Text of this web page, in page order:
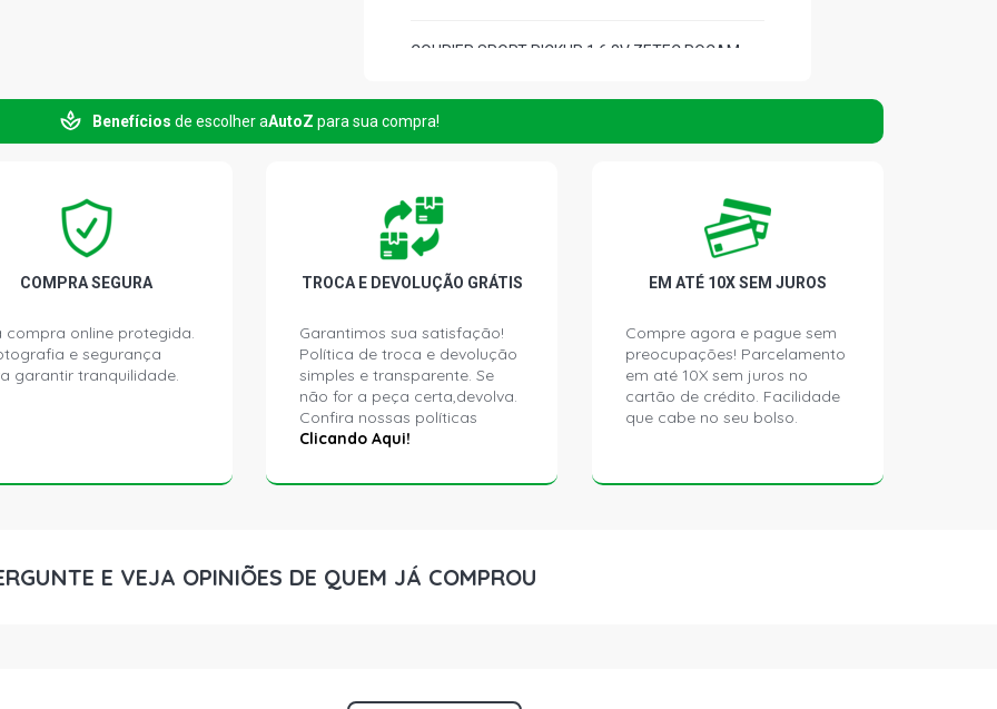
COURIER SPORT PICKUP 1.6 8V ZETEC ROCAM
COURIER XL PICKUP 1.6 8V ZETEC ROCAM
GASOLINA (2003 - 2003)
COURIER L PICKUP 1.6 8V ZETEC ROCAM FLEX
(2003 - 2003)
COURIER L PICKUP 1.6 8V ZETEC ROCAM
GASOLINA (2000 - 2003)
ESCORT STD HATCH 1.4 8V GASOLINA (1997 -
2000)
ESCORT GLX HATCH 1.8 16V ZETEC GASOLINA
Benefícios de escolher aAutoZ para sua compra!
COMPRA SEGURA
compra online protegida.
e segurança
garantir tranquilidade.
TROCA E DEVOLUÇÃO GRÁTIS
Garantimos sua satisfação!
Política de troca e devolução
simples e transparente. Se
não for a peça certa,devolva.
Confira nossas políticas
Clicando Aqui!
EM ATÉ 10X SEM JUROS
Compre agora e pague sem
preocupações! Parcelamento
em até 10X sem juros no
cartão de crédito. Facilidade
que cabe no seu bolso.
E VEJA OPINIÕES DE QUEM JÁ COMPROU